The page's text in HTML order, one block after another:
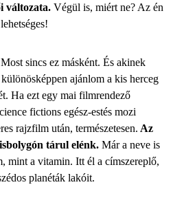
változata. Végül is, miért ne? Az én
sincs ez másként. És akinek
ajánlom a kis herceg
Ha ezt egy mai filmrendező
fictions egész-estés mozi
rajzfilm után, természetesen. Az
tárul elénk. Már a neve is
mint a vitamin. Itt él a címszereplő,
planéták lakóit.